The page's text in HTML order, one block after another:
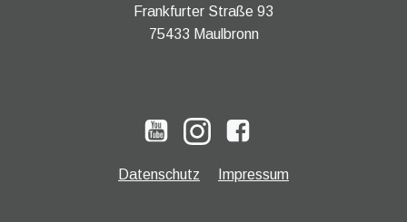
Frankfurter Straße 93
75433 Maulbronn
Datenschutz Impressum